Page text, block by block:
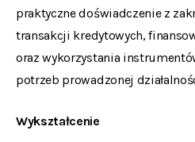
praktyczne doświadczenie z
transakcji kredytowych,
oraz wykorzystania
potrzeb prowadzonej
Wykształcenie